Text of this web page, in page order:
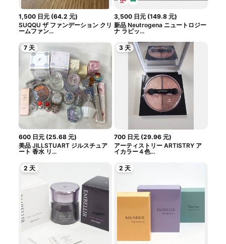
1,500 日元(64.2 元)
SUQQU ザ ファンデーション クリ
ームファン...
3,500 日元 (149.8 元)
新品 Neutrogena ニュートロジー
ナ ラピッ...
7 天
600 日元(25.68 元)
美品 JILLSTUART ジルスチュア
ート 香水 リ...
3 天
700 日元 (29.96 元)
アーティストリー ARTISTRY ア
イカラー４色...
2 天 2 天